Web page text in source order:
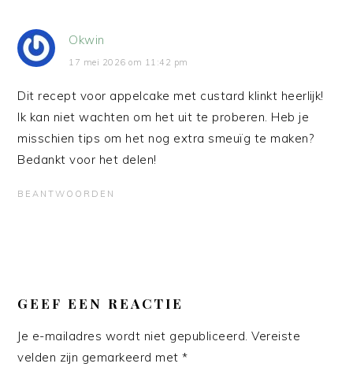
Okwin
17 mei 2026 om 11:42 pm
Dit recept voor appelcake met custard klinkt heerlijk!
Ik kan niet wachten om het uit te proberen. Heb je
misschien tips om het nog extra smeuïg te maken?
Bedankt voor het delen!
BEANTWOORDEN
GEEF EEN REACTIE
Je e-mailadres wordt niet gepubliceerd. Vereiste
velden zijn gemarkeerd met*